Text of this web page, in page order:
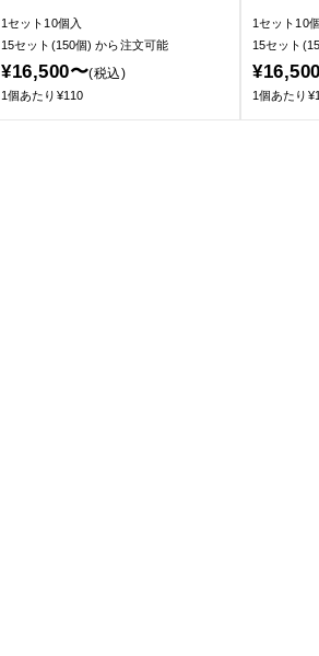
1セット10個入
15セット(150個)から注文可能
¥16,500〜(税込)
1個あたり¥110
1セット10
15セット
1個あたり